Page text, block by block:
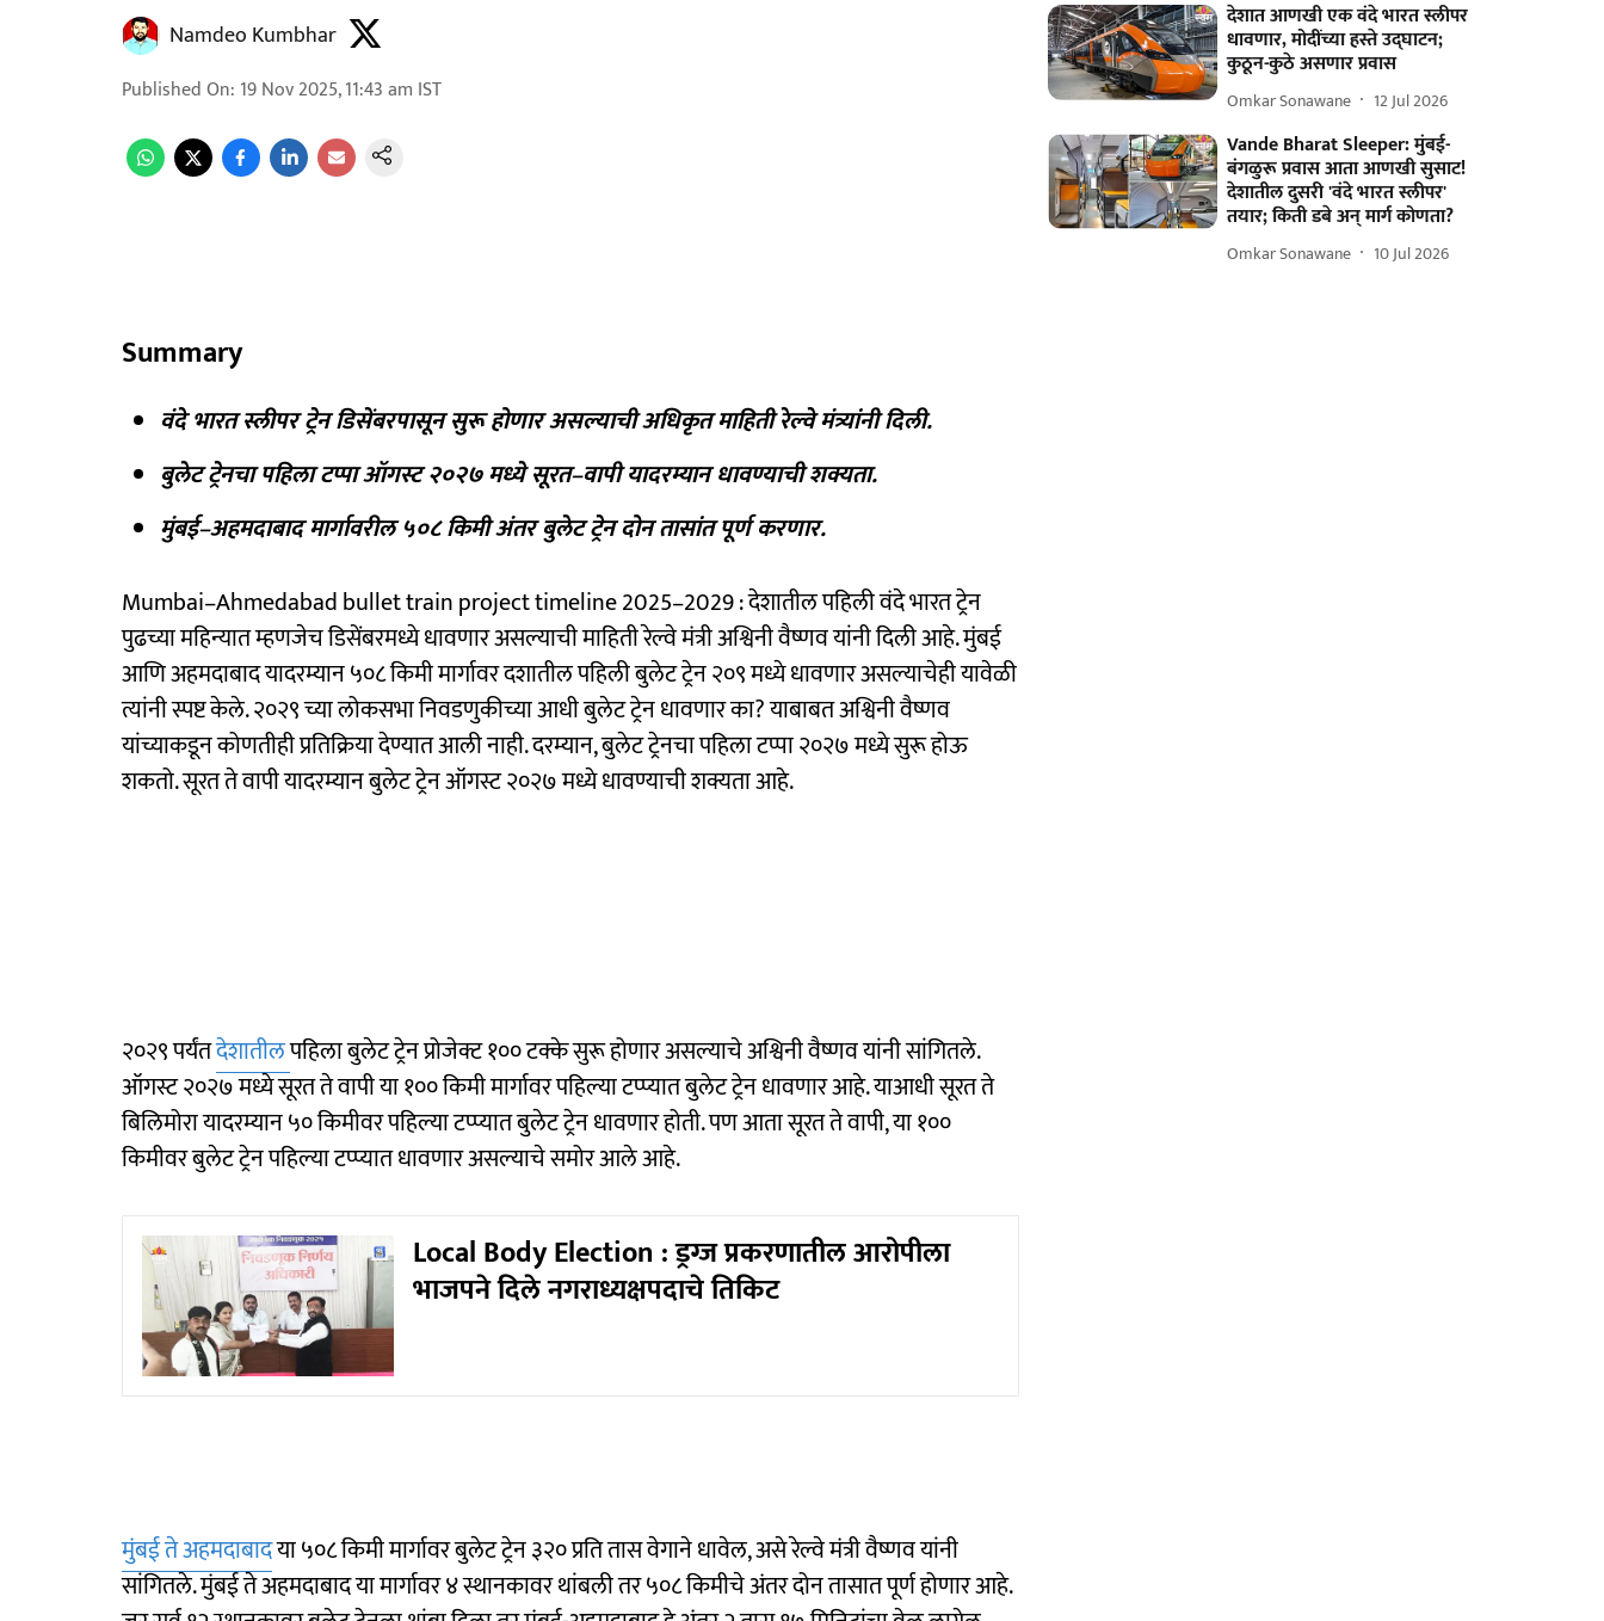
Namdeo Kumbhar
Published On: 19 Nov 2025, 11:43 am IST
Summary
वंदे भारत स्लीपर ट्रेन डिसेंबरपासून सुरू होणार असल्याची अधिकृत माहिती रेल्वे मंत्र्यांनी दिली.
बुलेट ट्रेनचा पहिला टप्पा ऑगस्ट २०२७ मध्ये सूरत–वापी यादरम्यान धावण्याची शक्यता.
मुंबई–अहमदाबाद मार्गावरील ५०८ किमी अंतर बुलेट ट्रेन दोन तासांत पूर्ण करणार.
Mumbai–Ahmedabad bullet train project timeline 2025–2029 : देशातील पहिली वंदे भारत ट्रेन
पुढच्या महिन्यात म्हणजेच डिसेंबरमध्ये धावणार असल्याची माहिती रेल्वे मंत्री अश्विनी वैष्णव यांनी दिली आहे. मुंबई
आणि अहमदाबाद यादरम्यान ५०८ किमी मार्गावर दशातील पहिली बुलेट ट्रेन २०९ मध्ये धावणार असल्याचेही यावेळी
त्यांनी स्पष्ट केले. २०२९ च्या लोकसभा निवडणुकीच्या आधी बुलेट ट्रेन धावणार का? याबाबत अश्विनी वैष्णव
यांच्याकडून कोणतीही प्रतिक्रिया देण्यात आली नाही. दरम्यान, बुलेट ट्रेनचा पहिला टप्पा २०२७ मध्ये सुरू होऊ
शकतो. सूरत ते वापी यादरम्यान बुलेट ट्रेन ऑगस्ट २०२७ मध्ये धावण्याची शक्यता आहे.
२०२९ पर्यंतदेशातीलपहिला बुलेट ट्रेन प्रोजेक्ट १०० टक्के सुरू होणार असल्याचे अश्विनी वैष्णव यांनी सांगितले.
ऑगस्ट २०२७ मध्ये सूरत ते वापी या १०० किमी मार्गावर पहिल्या टप्प्यात बुलेट ट्रेन धावणार आहे. याआधी सूरत ते
बिलिमोरा यादरम्यान ५० किमीवर पहिल्या टप्प्यात बुलेट ट्रेन धावणार होती. पण आता सूरत ते वापी, या १००
किमीवर बुलेट ट्रेन पहिल्या टप्प्यात धावणार असल्याचे समोर आले आहे.
Local Body Election : ड्रग्ज प्रकरणातील आरोपीला
भाजपने दिले नगराध्यक्षपदाचे तिकिट
मुंबई ते अहमदाबादया ५०८ किमी मार्गावर बुलेट ट्रेन ३२० प्रति तास वेगाने धावेल, असे रेल्वे मंत्री वैष्णव यांनी
सांगितले. मुंबई ते अहमदाबाद या मार्गावर ४ स्थानकावर थांबली तर ५०८ किमीचे अंतर दोन तासात पूर्ण होणार आहे.
देशात आणखी एक वंदे भारत स्लीपर
धावणार, मोदींच्या हस्ते उद्घाटन;
कुठून-कुठे असणार प्रवास
Omkar Sonawane 12 Jul 2026
Vande Bharat Sleeper: मुंबई-
बंगळुरू प्रवास आता आणखी सुसाट!
देशातील दुसरी 'वंदे भारत स्लीपर'
तयार; किती डबे अन् मार्ग कोणता?
Omkar Sonawane 10 Jul 2026